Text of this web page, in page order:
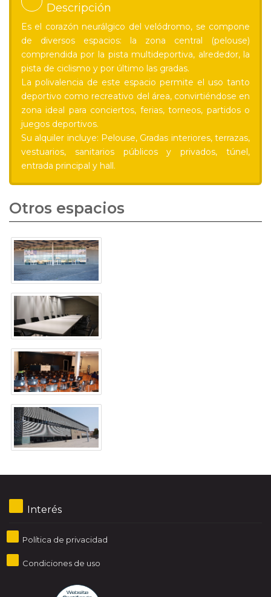
Descripción
Es el corazón neurálgico del velódromo, se compone
de diversos espacios: la zona central (pelouse)
comprendida por la pista multideportiva, alrededor, la
pista de ciclismo y por último las gradas.
La polivalencia de este espacio permite el uso tanto
deportivo como recreativo del área, convirtiéndose en
zona ideal para conciertos, ferias, torneos, partidos o
juegos deportivos.
Su alquiler incluye: Pelouse, Gradas interiores, terrazas,
vestuarios, sanitarios públicos y privados, túnel,
entrada principal y hall.
Otros espacios
Interés
Política de privacidad
Condiciones de uso